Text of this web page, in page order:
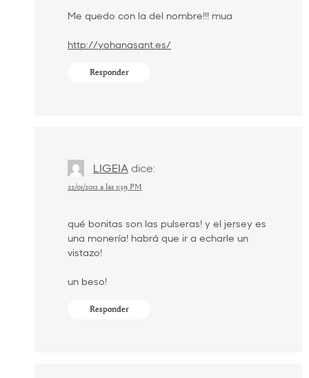
Me quedo con la del nombre!!! mua
http://yohanasant.es/
Responder
LIGEIA dice:
22/01/2012 a las 1:39 PM
qué bonitas son las pulseras! y el jersey es
una monería! habrá que ir a echarle un
vistazo!
un beso!
Responder